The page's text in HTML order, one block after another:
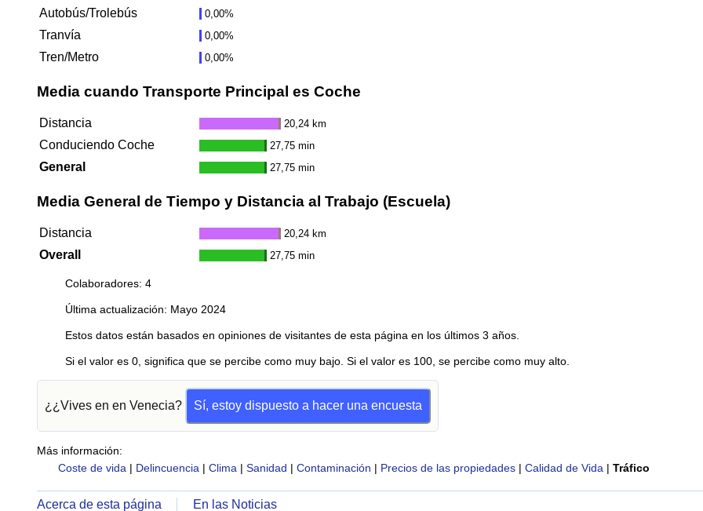
Autobús/Trolebús 0,00%
Tranvía 0,00%
Tren/Metro 0,00%
Media cuando Transporte Principal es Coche
Distancia 20,24 km
Conduciendo Coche 27,75 min
General 27,75 min
Media General de Tiempo y Distancia al Trabajo (Escuela)
Distancia 20,24 km
Overall 27,75 min
Colaboradores: 4
Última actualización: Mayo 2024
Estos datos están basados en opiniones de visitantes de esta página en los últimos 3 años.
Si el valor es 0, significa que se percibe como muy bajo. Si el valor es 100, se percibe como muy alto.
¿¿Vives en en Venecia? Sí, estoy dispuesto a hacer una encuesta
Más información:
Coste de vida | Delincuencia | Clima | Sanidad | Contaminación | Precios de las propiedades | Calidad de Vida | Tráfico
Acerca de esta página En las Noticias